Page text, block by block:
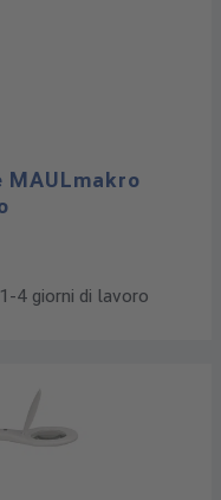
MAULmakro
4 giorni di lavoro